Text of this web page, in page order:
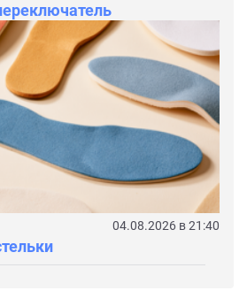
04.08.2026 в 21:40